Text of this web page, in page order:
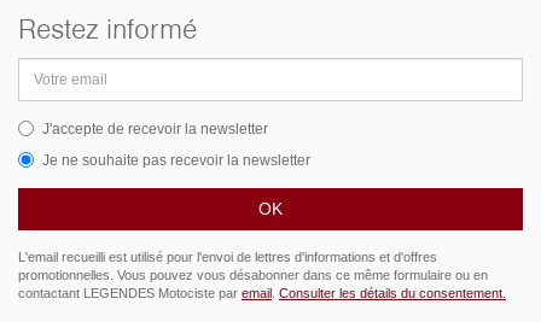
Restez informé
email
J'accepte de recevoir la newsletter
Je ne souhaite pas recevoir la newsletter
L'email recueilli est utilisé pour l'envoi de lettres d'informations et d'offres
promotionnelles. Vous pouvez vous désabonner dans ce même formulaire ou en
contactant LEGENDES Motociste par email Consulter les détails du consentement.